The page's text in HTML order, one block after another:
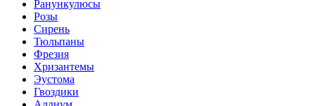
Ранункулюсы
Розы
Сирень
Тюльпаны
Фрезия
Хризантемы
Эустома
Гвоздики